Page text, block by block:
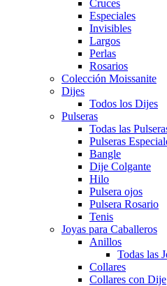
Cruces
Especiales
Invisibles
Largos
Perlas
Rosarios
Colección Moissanite
Dijes
Todos los Dijes
Pulseras
Todas las
Pulseras
Bangle
Dije Colgante
Hilo
Pulsera ojos
Pulsera Rosario
Tenis
Joyas para Caballeros
Anillos
Todas las
Collares
Collares con Dije